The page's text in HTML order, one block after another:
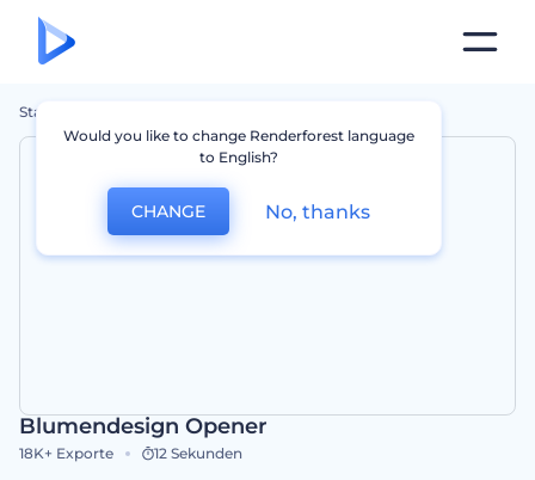
Startseite
Blumendesign Opener
18K+ Exporte 12 Sekunden
Would you like to change Renderforest language
to English?
CHANGE No, thanks